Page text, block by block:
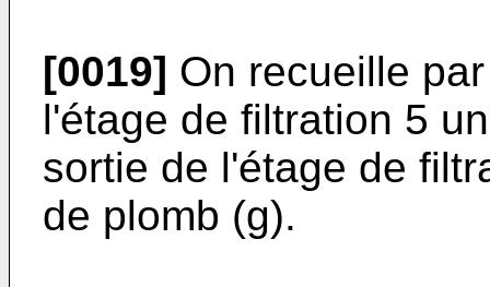
[0019] On recueille
l'étage de filtration 5
sortie de l'étage de
de plomb (g).